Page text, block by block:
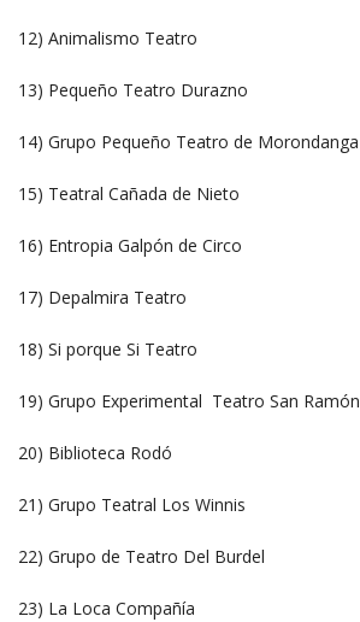
12) Animalismo Teatro
13) Pequeño Teatro Durazno
14) Grupo Pequeño Teatro de Morondanga
15) Teatral Cañada de Nieto
16) Entropia Galpón de Circo
17) Depalmira Teatro
18) Si porque Si Teatro
19) Grupo Experimental Teatro San Ramón
20) Biblioteca Rodó
21) Grupo Teatral Los Winnis
22) Grupo de Teatro Del Burdel
23) La Loca Compañía